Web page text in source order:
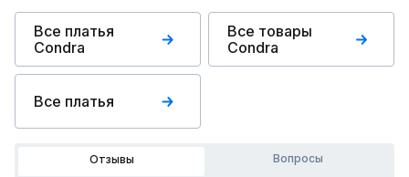
Все платья
Condra
Все товары
Condra
Все платья
Отзывы Вопросы